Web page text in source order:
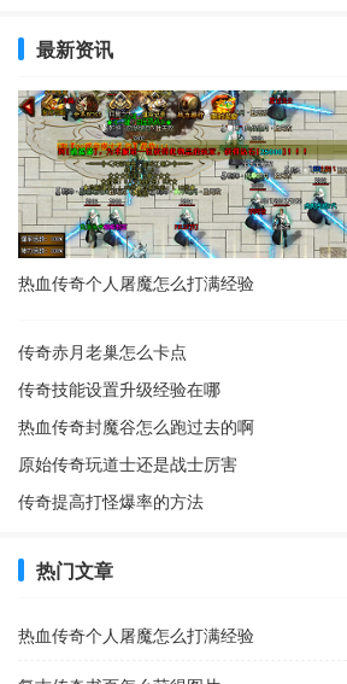
最新资讯
热血传奇个人屠魔怎么打满经验
传奇赤月老巢怎么卡点
传奇技能设置升级经验在哪
热血传奇封魔谷怎么跑过去的啊
原始传奇玩道士还是战士厉害
传奇提高打怪爆率的方法
热门文章
热血传奇个人屠魔怎么打满经验